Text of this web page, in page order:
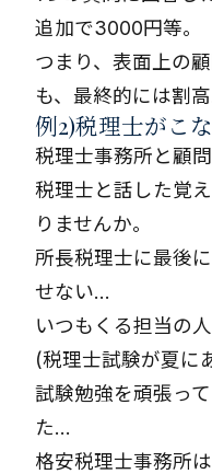
追加で3000円等。
つまり、表面上の
も、最終的には割
例2)税理士がこ
税理士事務所と顧
税理士と話した覚
りませんか。
所長税理士に最後
せない…
いつもくる担当の
(税理士試験が夏に
試験勉強を頑張っ
た…
格安税理士事務所